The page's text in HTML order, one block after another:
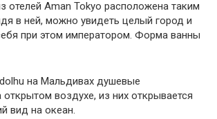
отелей Aman Tokyo расположена таким
в ней, можно увидеть целый город и
при этом императором. Форма ванны
на Мальдивах душевые
воздухе, из них открывается
вид на океан.